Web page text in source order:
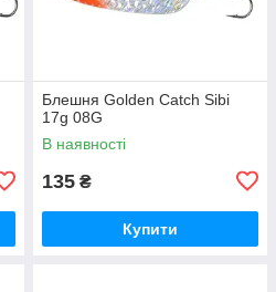
Блешня Golden Catch Sibi
17g 08G
В наявності
135 ₴
Купити